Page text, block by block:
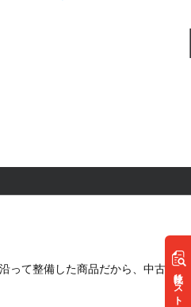
リスト
って整備した商品だから、中古で